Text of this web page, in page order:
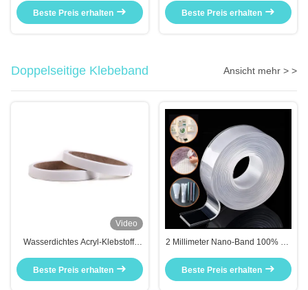
temperaturempfindliche Produkte
Beste Preis erhalten
Beste Preis erhalten
Doppelseitige Klebeband Ansicht mehr > >
Video
Wasserdichtes Acryl-Klebstoff-
Wärmebeständigkeit für
Anwendungen auf See und auf
Beste Preis erhalten
2 Millimeter Nano-Band 100% PP
Beste Preis erhalten